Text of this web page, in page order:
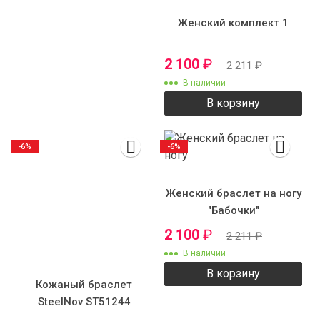
Женский комплект 1
2 100 ₽ 2 211₽
В наличии
В корзину
Кожаный браслет
SteelNov ST51244
-6%
Женский браслет на ногу
"Бабочки"
2 100 ₽ 2 211₽
В наличии
В корзину
-6%